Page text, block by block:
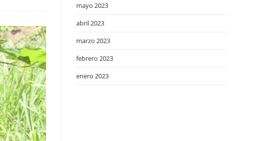
mayo 2023
abril 2023
marzo 2023
febrero 2023
enero 2023